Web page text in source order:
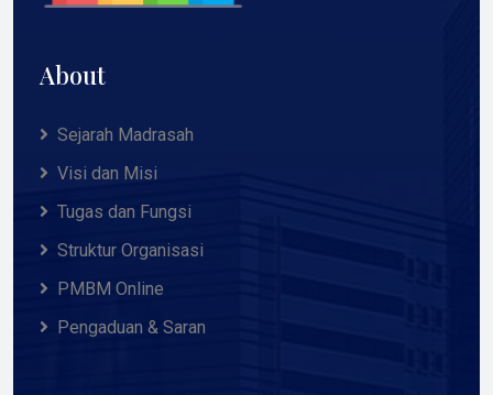
About
Sejarah Madrasah
Visi dan Misi
Tugas dan Fungsi
Struktur Organisasi
PMBM Online
Pengaduan & Saran